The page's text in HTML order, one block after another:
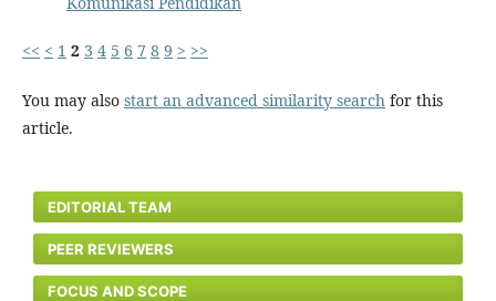
<< < 1 2 3 4 5 6 7 8 9 > >>
You may also start an advanced similarity search for this
article.
EDITORIAL TEAM
PEER REVIEWERS
FOCUS AND SCOPE